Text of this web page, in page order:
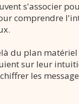
s'associer
comprendre
du plan matériel
sur leur
les